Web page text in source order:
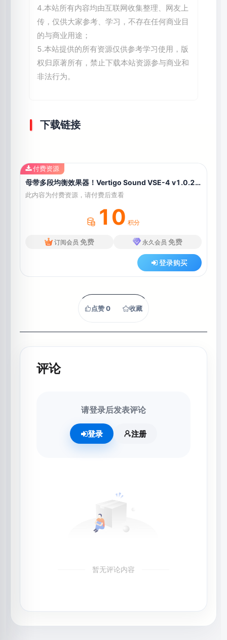
4.本站所有内容均由互联网收集整理、网友上
传，仅供大家参考、学习，不存在任何商业目
的与商业用途；
5.本站提供的所有资源仅供参考学习使用，版
权归原著所有，禁止下载本站资源参与商业和
非法行为。
下载链接
母带多段均衡效果器！Vertigo Sound VSE-4 v1.0.230 WIN&MAC U2B
此内容为付费资源，请付费后查看
10 积分
订阅会员 免费 永久会员 免费
登录购买
付费资源
点赞0 收藏
评论
请登录后发表评论
登录 注册
暂无评论内容